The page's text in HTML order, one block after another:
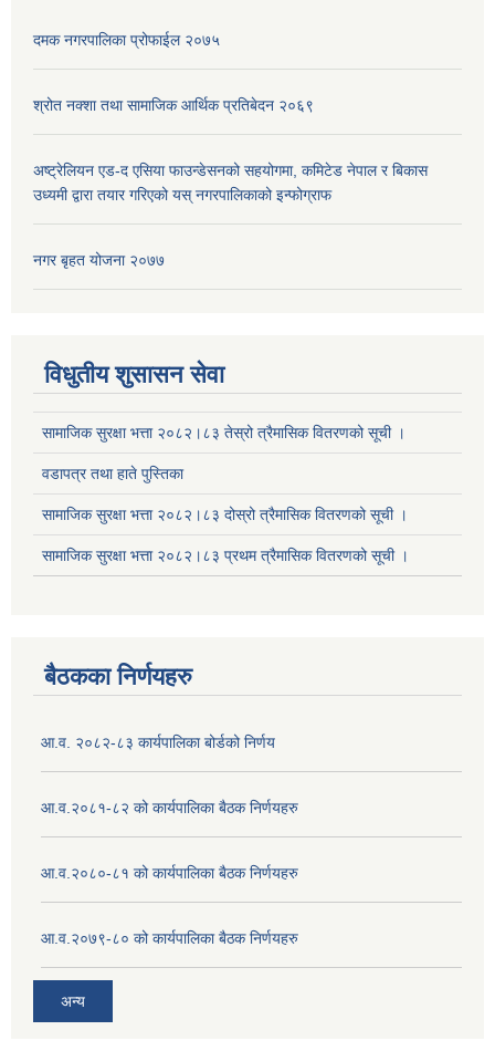
दमक नगरपालिका प्रोफाईल २०७५
श्रोत नक्शा तथा सामाजिक आर्थिक प्रतिबेदन २०६९
अष्ट्रेलियन एड-द एसिया फाउन्डेसनको सहयोगमा, कमिटेड नेपाल र बिकास
उध्यमी द्वारा तयार गरिएको यस् नगरपालिकाको इन्फोग्राफ
नगर बृहत योजना २०७७
विधुतीय शुसासन सेवा
सामाजिक सुरक्षा भत्ता २०८२।८३ तेस्रो त्रैमासिक वितरणको सूची ।
वडापत्र तथा हाते पुस्तिका
सामाजिक सुरक्षा भत्ता २०८२।८३ दोस्रो त्रैमासिक वितरणको सूची ।
सामाजिक सुरक्षा भत्ता २०८२।८३ प्रथम त्रैमासिक वितरणको सूची ।
बैठकका निर्णयहरु
आ.व. २०८२-८३ कार्यपालिका बोर्डको निर्णय
आ.व.२०८१-८२ को कार्यपालिका बैठक निर्णयहरु
आ.व.२०८०-८१ को कार्यपालिका बैठक निर्णयहरु
आ.व.२०७९-८० को कार्यपालिका बैठक निर्णयहरु
अन्य